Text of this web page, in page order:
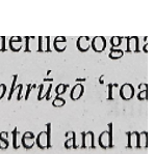
물체로 새기고 파내어 그림을 그리거나
한 물체는 필기구가 되었고 언제 어디서
은 써야 글이 되기 때문에 '쓴다는 행
암각화나 글을 쓰는 것은 매 한 가지다.
되어야 하기 때문이다. 요즘처럼 화려한
때는 뾰족하고 단단한 물체가 필요했다.